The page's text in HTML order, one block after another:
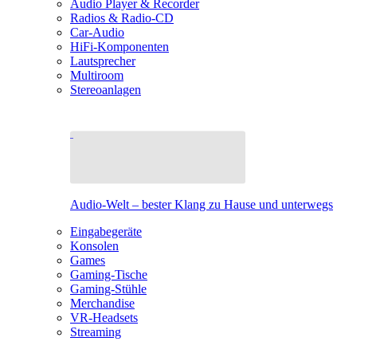
Audio Player & Recorder
Radios & Radio-CD
Car-Audio
HiFi-Komponenten
Lautsprecher
Multiroom
Stereoanlagen
Audio-Welt – bester Klang zu Hause und unterwegs
Eingabegeräte
Konsolen
Games
Gaming-Tische
Gaming-Stühle
Merchandise
VR-Headsets
Streaming